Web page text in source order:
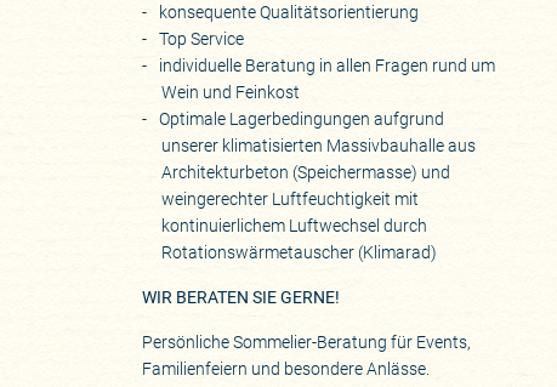
konsequente Qualitätsorientierung
Top Service
individuelle Beratung in allen Fragen rund um
Wein und Feinkost
Optimale Lagerbedingungen aufgrund
unserer klimatisierten Massivbauhalle aus
Architekturbeton (Speichermasse) und
weingerechter Luftfeuchtigkeit mit
kontinuierlichem Luftwechsel durch
Rotationswärmetauscher (Klimarad)
WIR BERATEN SIE GERNE!
Persönliche Sommelier-Beratung für Events,
Familienfeiern und besondere Anlässe.